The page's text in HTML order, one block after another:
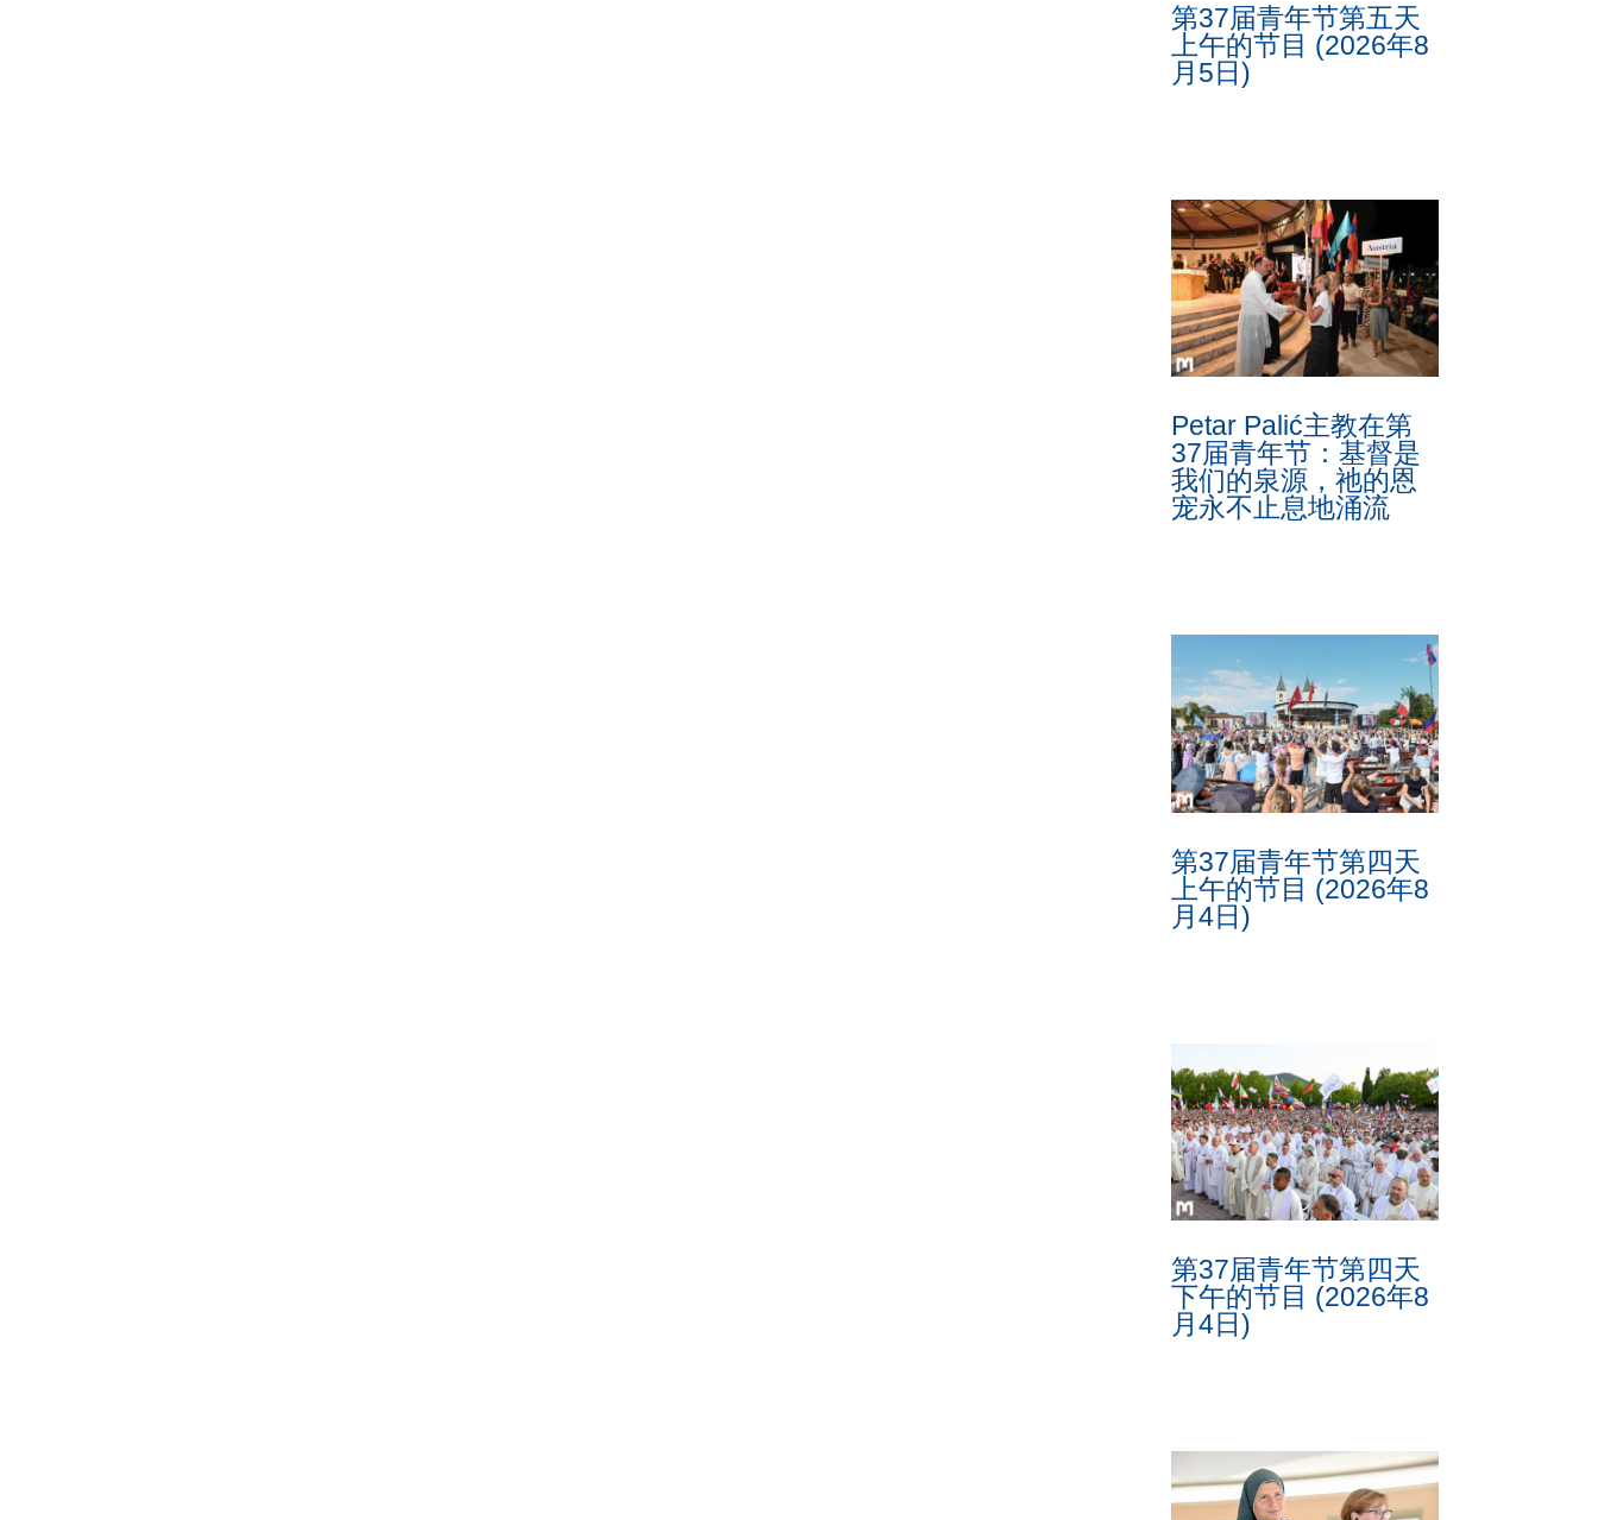
第37届青年节第五天
上午的节目 (2026年8
月5日)
Petar Palić主教在第
37届青年节：基督是
我们的泉源，祂的恩
宠永不止息地涌流
第37届青年节第四天
上午的节目 (2026年8
月4日)
第37届青年节第四天
下午的节目 (2026年8
月4日)